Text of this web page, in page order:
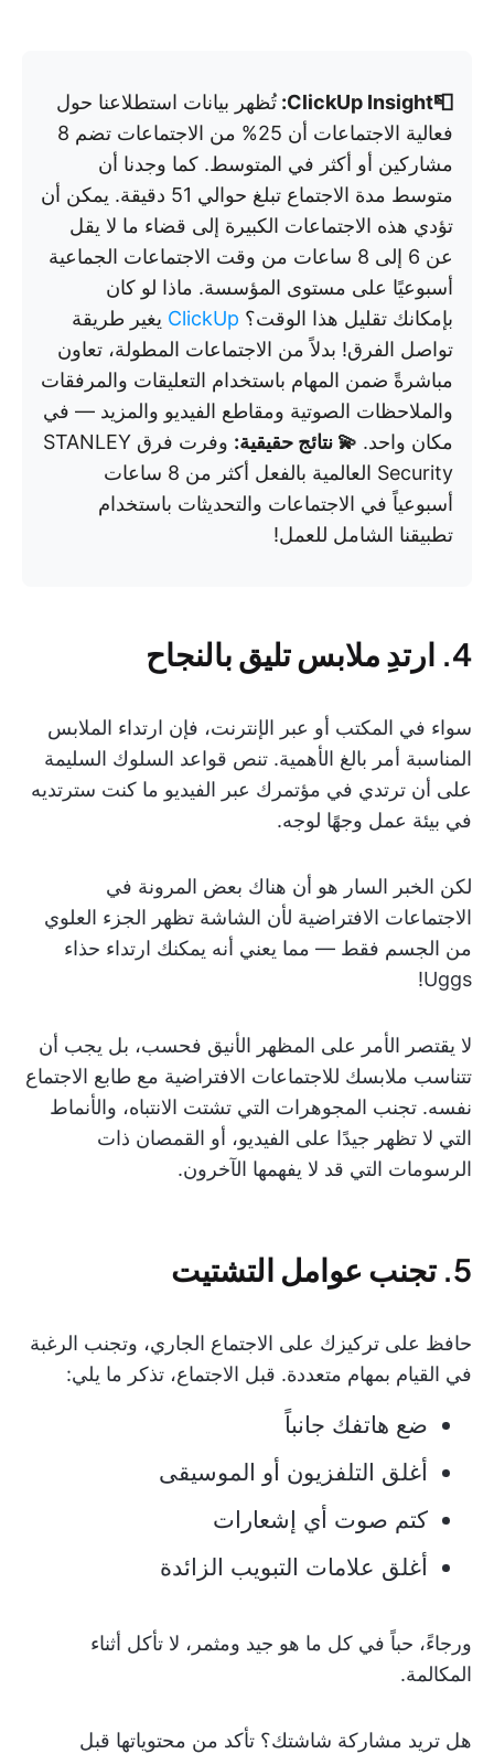
📮ClickUp Insight:
تُظهر بيانات استطلاعنا حول
فعالية الاجتماعات أن 25% من الاجتماعات تضم 8
مشاركين أو أكثر في المتوسط. كما وجدنا أن
متوسط مدة الاجتماع تبلغ حوالي 51 دقيقة. يمكن أن
تؤدي هذه الاجتماعات الكبيرة إلى قضاء ما لا يقل
عن 6 إلى 8 ساعات من وقت الاجتماعات الجماعية
أسبوعيًا على مستوى المؤسسة. ماذا لو كان
بإمكانك تقليل هذا الوقت؟ ClickUp يغير طريقة
تواصل الفرق! بدلاً من الاجتماعات المطولة، تعاون
مباشرةً ضمن المهام باستخدام التعليقات والمرفقات
والملاحظات الصوتية ومقاطع الفيديو والمزيد — في
مكان واحد. 💫 نتائج حقيقية:
وفرت فرق STANLEY
Security العالمية بالفعل أكثر من 8 ساعات
أسبوعياً في الاجتماعات والتحديثات باستخدام
تطبيقنا الشامل للعمل!
4. ارتدِ ملابس تليق بالنجاح
سواء في المكتب أو عبر الإنترنت، فإن ارتداء الملابس
المناسبة أمر بالغ الأهمية. تنص قواعد السلوك السليمة
على أن ترتدي في مؤتمرك عبر الفيديو ما كنت سترتديه
في بيئة عمل وجهًا لوجه.
لكن الخبر السار هو أن هناك بعض المرونة في
الاجتماعات الافتراضية لأن الشاشة تظهر الجزء العلوي
من الجسم فقط — مما يعني أنه يمكنك ارتداء حذاء
Uggs!
لا يقتصر الأمر على المظهر الأنيق فحسب، بل يجب أن
تتناسب ملابسك للاجتماعات الافتراضية مع طابع الاجتماع
نفسه. تجنب المجوهرات التي تشتت الانتباه، والأنماط
التي لا تظهر جيدًا على الفيديو، أو القمصان ذات
الرسومات التي قد لا يفهمها الآخرون.
5. تجنب عوامل التشتيت
حافظ على تركيزك على الاجتماع الجاري، وتجنب الرغبة
في القيام بمهام متعددة. قبل الاجتماع، تذكر ما يلي:
ضع هاتفك جانباً
أغلق التلفزيون أو الموسيقى
كتم صوت أي إشعارات
أغلق علامات التبويب الزائدة
ورجاءً، حباً في كل ما هو جيد ومثمر، لا تأكل أثناء
المكالمة.
هل تريد مشاركة شاشتك؟ تأكد من محتوياتها قبل